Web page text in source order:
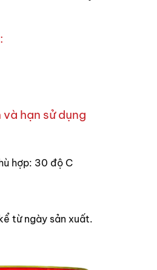
hạn sử dụng
hợp: 30 độ C
từ ngày sản xuất.